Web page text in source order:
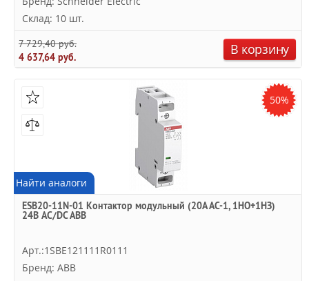
Склад: 10 шт.
7 729,40 руб.
4 637,64 руб.
В корзину
50%
Найти аналоги
ESB20-11N-01 Контактор модульный (20А АС-1, 1НО+1НЗ)
24В AC/DC ABB
Арт.:1SBE121111R0111
Бренд: ABB